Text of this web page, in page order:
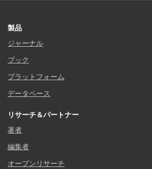
製品
ジャーナル
ブック
プラットフォーム
データベース
リサーチ＆パートナー
著者
編集者
オープンリサーチ